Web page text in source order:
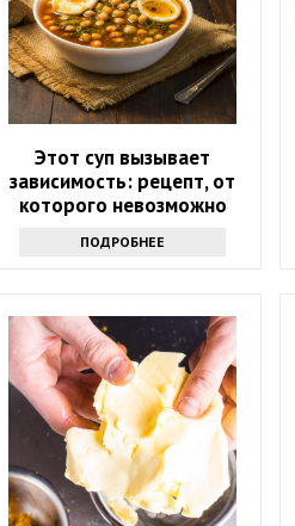
Этот суп вызывает
зависимость: рецепт, от
которого невозможно
ПОДРОБНЕЕ